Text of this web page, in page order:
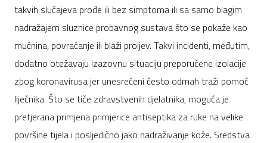
takvih slučajeva prođe ili bez simptoma ili sa samo blagim
nadražajem sluznice probavnog sustava što se pokaže kao
mučnina, povraćanje ili blaži proljev. Takvi incidenti, međutim,
dodatno otežavaju izazovnu situaciju preporučene izolacije
zbog koronavirusa jer unesrećeni često odmah traži pomoć
liječnika. Što se tiče zdravstvenih djelatnika, moguća je
pretjerana primjena primjerice antiseptika za ruke na velike
površine tijela i posljedično jako nadraživanje kože. Sredstva